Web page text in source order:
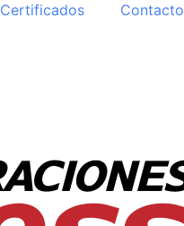
Certificados
Contacto